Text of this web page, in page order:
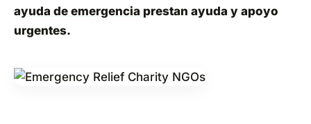
ayuda de emergencia prestan ayuda y apoyo
urgentes.